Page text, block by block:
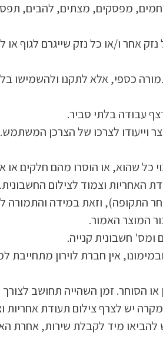
מפסקים, מצתים, להבים,
אחר ו/או כל נזק שייגרם לגוף או
כספי, אלא לתקנו ולהשמישו
עבודה בלתי סביר.
לצרכו של הצרכן המשתמש.
כל שהוא, או הוסרו מהם חלקים או
האחריות וצמוד לצילום החשבונית.
התקופה), וזאת במידה והתמורה
המוצר האמור.
אין חברת לוירון מתחייבת
הסוחר. זמן השהייה תחושב
יש לצרף צילום תעודת אחריות
להביאו מיד לקבלת שירות, אחרת